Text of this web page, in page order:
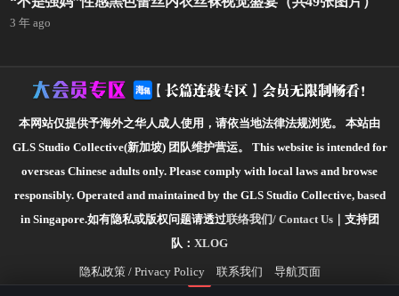
3 年 ago
本网站仅提供予海外之华人成人使用，请依当地法律法规浏览。
本站由
GLS Studio Collective(新加坡) 团队维护营运。
This website is intended for
overseas Chinese adults only. Please comply with local laws and browse
responsibly. Operated and maintained by the GLS Studio Collective, based
in Singapore.如有隐私或版权问题请透过联络我们/ Contact Us｜支持团
队： XLOG
隐私政策 / Privacy Policy 联系我们 导航页面